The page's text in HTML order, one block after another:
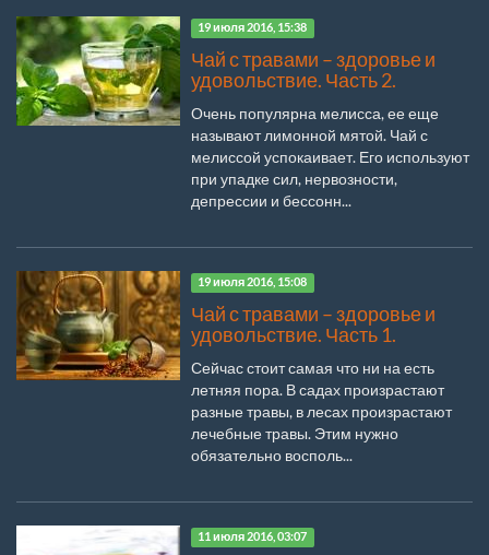
19 июля 2016, 15:38
Чай с травами – здоровье и
удовольствие. Часть 2.
Очень популярна мелисса, ее еще
называют лимонной мятой. Чай с
мелиссой успокаивает. Его используют
при упадке сил, нервозности,
депрессии и бессонн...
19 июля 2016, 15:08
Чай с травами – здоровье и
удовольствие. Часть 1.
Сейчас стоит самая что ни на есть
летняя пора. В садах произрастают
разные травы, в лесах произрастают
лечебные травы. Этим нужно
обязательно восполь...
11 июля 2016, 03:07